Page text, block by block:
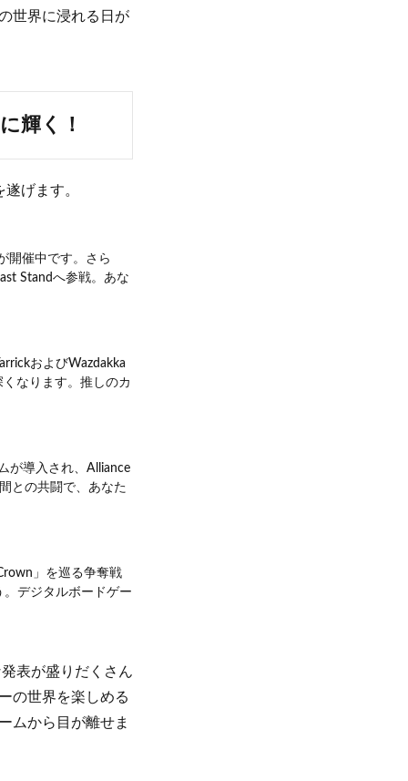
世界に浸れる日が
輝く！
げます。
開催中です。さら
Standへ参戦。あな
およびWazdakka
なります。推しのカ
が導入され、Alliance
との共闘で、あなた
」を巡る争奪戦
デジタルボードゲー
表が盛りだくさん
の世界を楽しめる
ムから目が離せま